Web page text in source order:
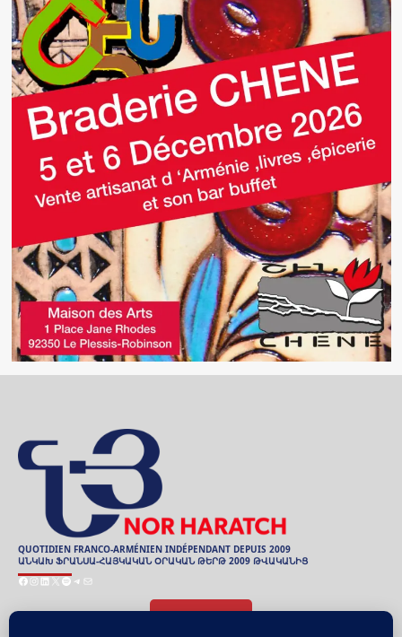
QUOTIDIEN FRANCO-ARMÉNIEN INDÉPENDANT DEPUIS 2009
ԱՆԿԱԽ ՖՐԱՆՍԱ-ՀԱՅԿԱԿԱՆ ՕՐԱԿԱՆ ԹԵՐԹ 2009 ԹՎԱԿԱՆԻՑ
Facebook
Instagram
LinkedIn
X SpotifyTelegram